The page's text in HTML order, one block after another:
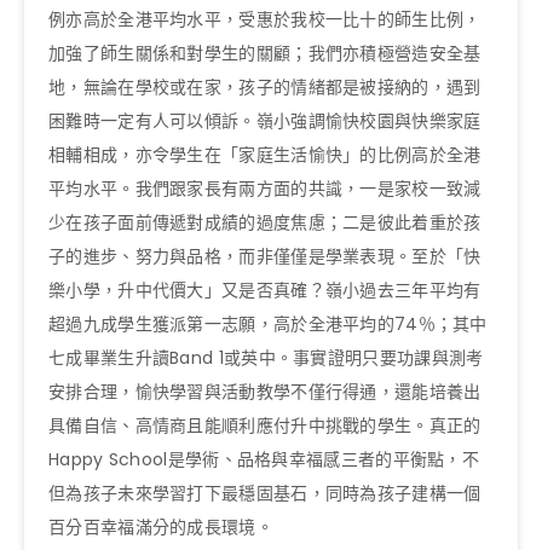
例亦高於全港平均水平，受惠於我校一比十的師生比例，
加強了師生關係和對學生的關顧；我們亦積極營造安全基
地，無論在學校或在家，孩子的情緒都是被接納的，遇到
困難時一定有人可以傾訴。嶺小強調愉快校園與快樂家庭
相輔相成，亦令學生在「家庭生活愉快」的比例高於全港
平均水平。我們跟家長有兩方面的共識，一是家校一致減
少在孩子面前傳遞對成績的過度焦慮；二是彼此着重於孩
子的進步、努力與品格，而非僅僅是學業表現。至於「快
樂小學，升中代價大」又是否真確？嶺小過去三年平均有
超過九成學生獲派第一志願，高於全港平均的74％；其中
七成畢業生升讀Band 1或英中。事實證明只要功課與測考
安排合理，愉快學習與活動教學不僅行得通，還能培養出
具備自信、高情商且能順利應付升中挑戰的學生。真正的
Happy School是學術、品格與幸福感三者的平衡點，不
但為孩子未來學習打下最穩固基石，同時為孩子建構一個
百分百幸福滿分的成長環境。